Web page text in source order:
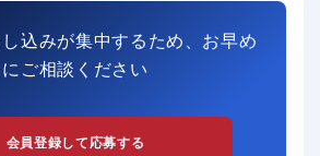
込みが集中するため、お早め
にご相談ください
会員登録して応募する